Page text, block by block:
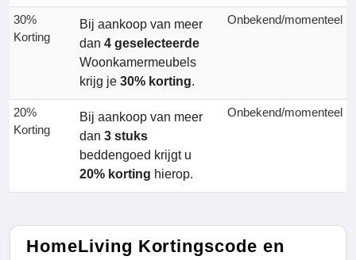
30%
Korting
Bij aankoop van meer
dan 4 geselecteerde
Woonkamermeubels
krijg je 30% korting.
Onbekend/momenteel
20%
Korting
Bij aankoop van meer
dan 3 stuks
beddengoed krijgt u
20% korting hierop.
Onbekend/momenteel
HomeLiving Kortingscode en